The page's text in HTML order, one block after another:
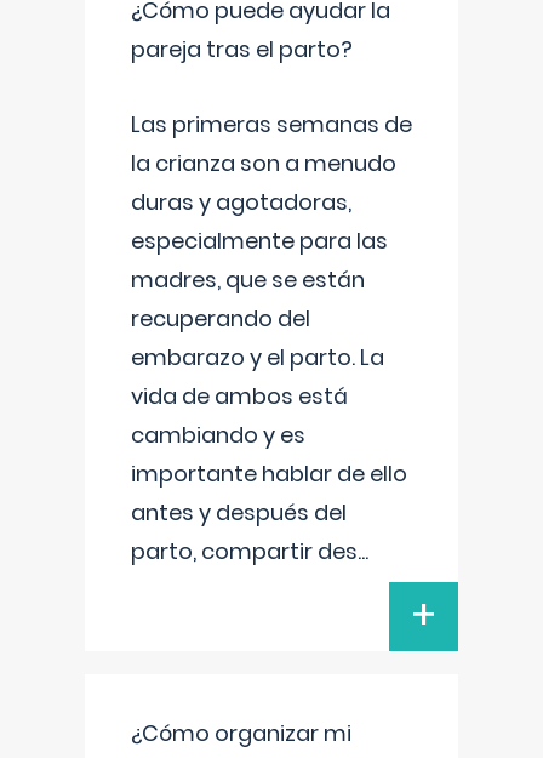
¿Cómo puede ayudar la
pareja tras el parto?
Las primeras semanas de
la crianza son a menudo
duras y agotadoras,
especialmente para las
madres, que se están
recuperando del
embarazo y el parto. La
vida de ambos está
cambiando y es
importante hablar de ello
antes y después del
parto, compartir des...
+
¿Cómo organizar mi